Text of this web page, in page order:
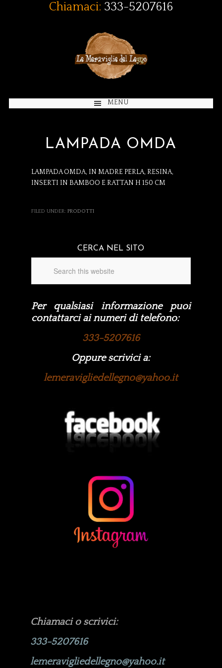
Chiamaci: 333-5207616
MENU
LAMPADA OMDA
LAMPADA OMDA, IN MADRE PERLA, RESINA,
INSERTI IN BAMBOO E RATTAN H 150 CM
FILED UNDER: PRODOTTI
CERCA NEL SITO
Per qualsiasi informazione puoi
contattarci ai numeri di telefono:
333-5207616
Oppure scrivici a:
lemeravigliedellegno@yahoo.it
Chiamaci o scrivici:
333-5207616
lemeravigliedellegno@yahoo.it